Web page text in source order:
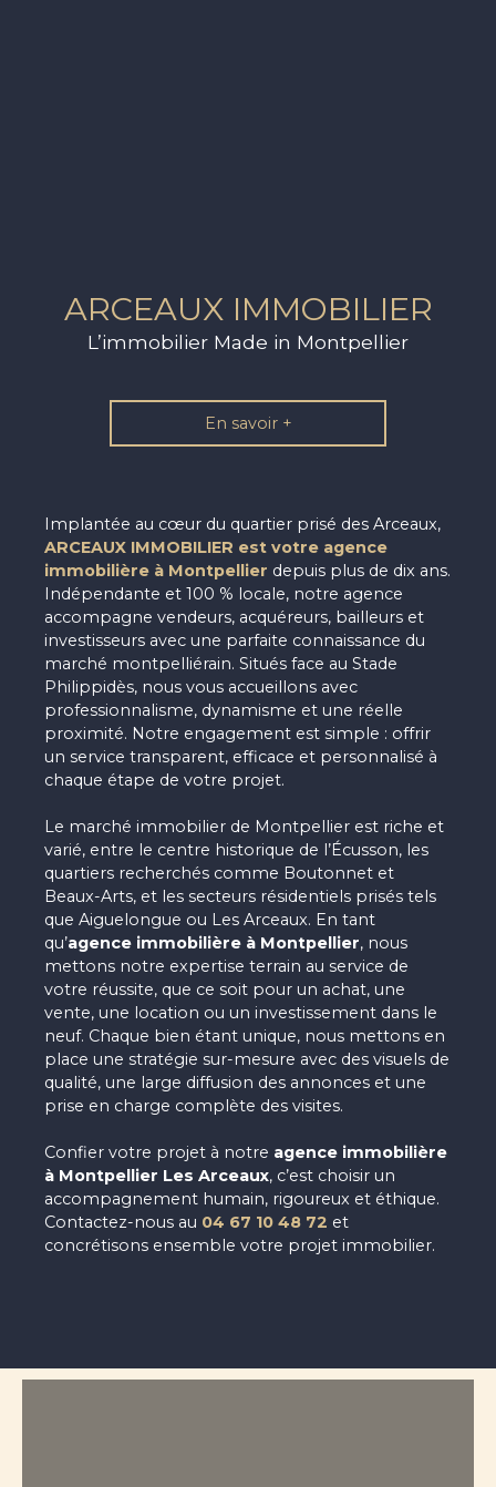
ARCEAUX IMMOBILIER
L’immobilier Made in Montpellier
En savoir +
Implantée au cœur du quartier prisé des Arceaux,
ARCEAUX IMMOBILIER est votre agence
immobilière à Montpellier depuis plus de dix ans.
Indépendante et 100 % locale, notre agence
accompagne vendeurs, acquéreurs, bailleurs et
investisseurs avec une parfaite connaissance du
marché montpelliérain. Situés face au Stade
Philippidès, nous vous accueillons avec
professionnalisme, dynamisme et une réelle
proximité. Notre engagement est simple : offrir
un service transparent, efficace et personnalisé à
chaque étape de votre projet.
Le marché immobilier de Montpellier est riche et
varié, entre le centre historique de l’Écusson, les
quartiers recherchés comme Boutonnet et
Beaux-Arts, et les secteurs résidentiels prisés tels
que Aiguelongue ou Les Arceaux. En tant
qu’agence immobilière à Montpellier, nous
mettons notre expertise terrain au service de
votre réussite, que ce soit pour un achat, une
vente, une location ou un investissement dans le
neuf. Chaque bien étant unique, nous mettons en
place une stratégie sur-mesure avec des visuels de
qualité, une large diffusion des annonces et une
prise en charge complète des visites.
Confier votre projet à notre agence immobilière
à Montpellier Les Arceaux, c’est choisir un
accompagnement humain, rigoureux et éthique.
Contactez-nous au 04 67 10 48 72 et
concrétisons ensemble votre projet immobilier.